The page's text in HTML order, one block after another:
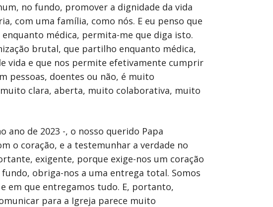
no fundo, promover a dignidade da vida
com uma família, como nós. E eu penso que
enquanto médica, permita-me que diga isto.
brutal, que partilho enquanto médica,
vida e que nos permite efetivamente cumprir
pessoas, doentes ou não, é muito
clara, aberta, muito colaborativa, muito
ano de 2023 -, o nosso querido Papa
o coração, e a testemunhar a verdade no
exigente, porque exige-nos um coração
obriga-nos a uma entrega total. Somos
em que entregamos tudo. E, portanto,
para a Igreja parece muito